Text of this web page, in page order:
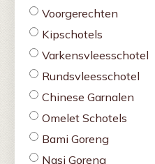
Voorgerechten
Kipschotels
Varkensvleesschotel
Rundsvleesschotel
Chinese Garnalen
Omelet Schotels
Bami Goreng
Nasi Goreng